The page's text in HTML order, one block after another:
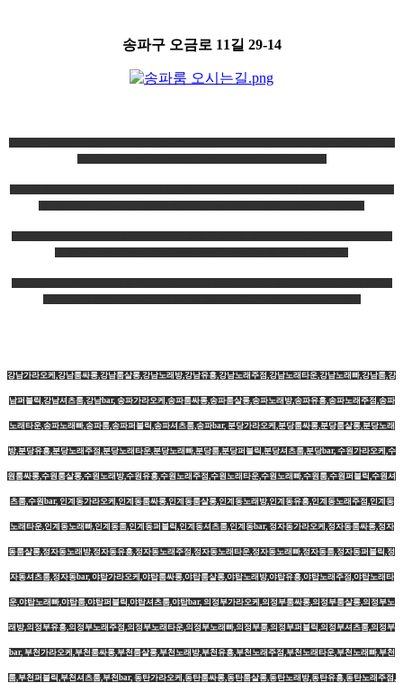
송파구 오금로 11길 29-14
강남가라오케,강남룸싸롱,강남룸살롱,강남노래방,강남유흥,강남노래주점,강남노래타운,강남노래빠,강남룸,강
남퍼블릭,강남셔츠룸,강남bar, 송파가라오케,송파룸싸롱,송파룸살롱,송파노래방,송파유흥,송파노래주점,송파
노래타운,송파노래빠,송파룸,송파퍼블릭,송파셔츠룸,송파bar, 분당가라오케,분당룸싸롱,분당룸살롱,분당노래
방,분당유흥,분당노래주점,분당노래타운,분당노래빠,분당룸,분당퍼블릭,분당셔츠룸,분당bar, 수원가라오케,수
원룸싸롱,수원룸살롱,수원노래방,수원유흥,수원노래주점,수원노래타운,수원노래빠,수원룸,수원퍼블릭,수원셔
츠룸,수원bar, 인계동가라오케,인계동룸싸롱,인계동룸살롱,인계동노래방,인계동유흥,인계동노래주점,인계동
노래타운,인계동노래빠,인계동룸,인계동퍼블릭,인계동셔츠룸,인계동bar, 정자동가라오케,정자동룸싸롱,정자
동룸살롱,정자동노래방,정자동유흥,정자동노래주점,정자동노래타운,정자동노래빠,정자동룸,정자동퍼블릭,정
자동셔츠룸,정자동bar, 야탑가라오케,야탑룸싸롱,야탑룸살롱,야탑노래방,야탑유흥,야탑노래주점,야탑노래타
운,야탑노래빠,야탑룸,야탑퍼블릭,야탑셔츠룸,야탑bar, 의정부가라오케,의정부룸싸롱,의정부룸살롱,의정부노
래방,의정부유흥,의정부노래주점,의정부노래타운,의정부노래빠,의정부룸,의정부퍼블릭,의정부셔츠룸,의정부
bar, 부천가라오케,부천룸싸롱,부천룸살롱,부천노래방,부천유흥,부천노래주점,부천노래타운,부천노래빠,부천
룸,부천퍼블릭,부천셔츠룸,부천bar, 동탄가라오케,동탄룸싸롱,동탄룸살롱,동탄노래방,동탄유흥,동탄노래주점,